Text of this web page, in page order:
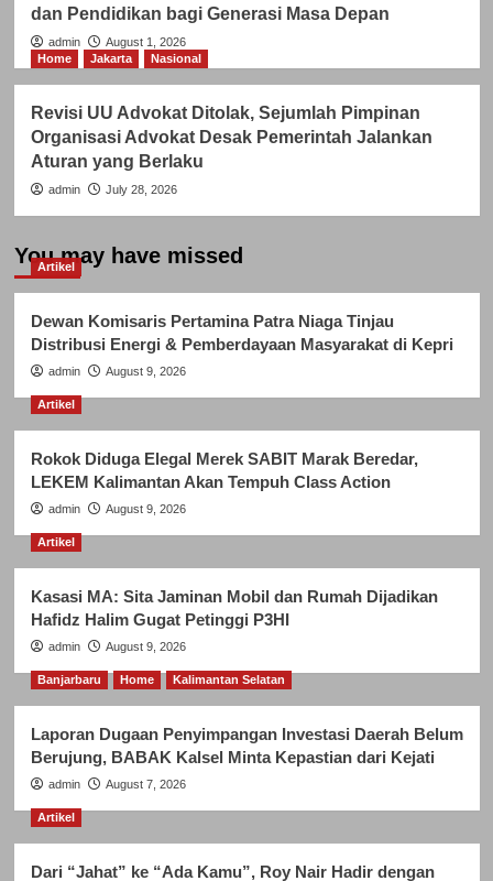
dan Pendidikan bagi Generasi Masa Depan
admin
August 1, 2026
Home
Jakarta Nasional
Revisi UU Advokat Ditolak, Sejumlah Pimpinan
Organisasi Advokat Desak Pemerintah Jalankan
Aturan yang Berlaku
admin July 28, 2026
You may have missed
Artikel
Dewan Komisaris Pertamina Patra Niaga Tinjau
Distribusi Energi & Pemberdayaan Masyarakat di Kepri
admin August 9, 2026
Artikel
Rokok Diduga Elegal Merek SABIT Marak Beredar,
LEKEM Kalimantan Akan Tempuh Class Action
admin August 9, 2026
Artikel
Kasasi MA: Sita Jaminan Mobil dan Rumah Dijadikan
Hafidz Halim Gugat Petinggi P3HI
admin August 9, 2026
Banjarbaru Home Kalimantan Selatan
Laporan Dugaan Penyimpangan Investasi Daerah Belum
Berujung, BABAK Kalsel Minta Kepastian dari Kejati
admin August 7, 2026
Artikel
Dari “Jahat” ke “Ada Kamu”, Roy Nair Hadir dengan